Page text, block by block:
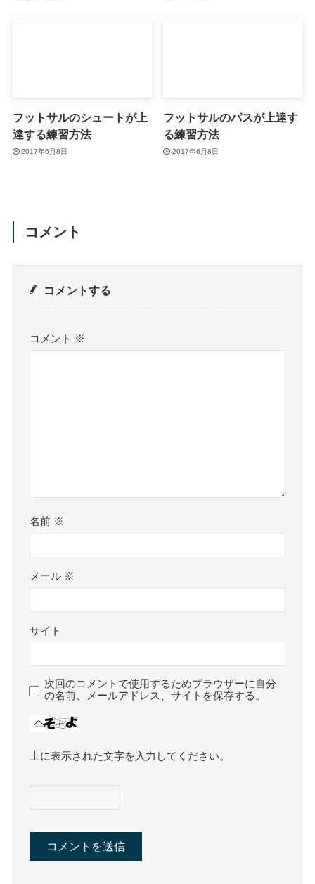
フットサルのシュートが上
達する練習方法
2017年6月8日
フットサルのパスが上達す
る練習方法
2017年6月8日
コメント
コメントする
コメント ※
名前 ※
メール ※
サイト
次回のコメントで使用するためブラウザーに自分
の名前、メールアドレス、サイトを保存する。
上に表示された文字を入力してください。